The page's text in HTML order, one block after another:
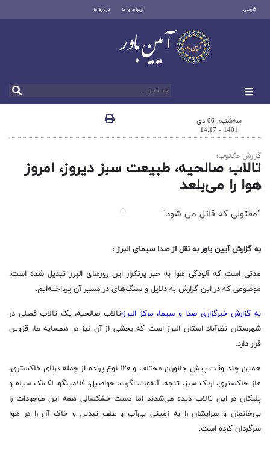
فارسی ارتباط با ما درباره ما
سه‌شنبه، 06 دی
1401 - 14:17
گزارش مکتوب؛
تالاب صالحیه، طبیعت سبز دیروز، امروز
هوا را می‌بلعد
"مقتولی که قاتل می شود"
به گزارش آیین باور به نقل از صدا سیمای البرز :
مدتی است که آلودگی هوا به خبر پرتکرار این روزهای البرز تبدیل شده است،
موضوعی که در این گزارش به دلایل و سنگ‌های در مسیر آن پرداخته‌ایم.
به گزارش خبرگزاری صدا و سیما، مرکز البرز؛تالاب صالحیه، یک تالاب فصلی در
شهرستان نظرآباد استان البرز است که بخشی از آن نیز در همسایه ما، قزوین
قرار دارد.
همین چند وقت پیش جانوران مختلف و ۱۲۰ نوع پرنده از جمله درنای خاکستری،
غاز خاکستری، اردک سبز، تنجه، آنقوت، اگرت، حواصیل، فلامینگو، لک‌لک سیاه و
پلیکان در این تالاب دیده می‌شدند اما دست خشکسالی همه این موجودات را
بی‌خانمان و سرایشان را به زمینی بی‌آب و علف تبدیل و خاک آن را در هوا
سرگردان کرده است.